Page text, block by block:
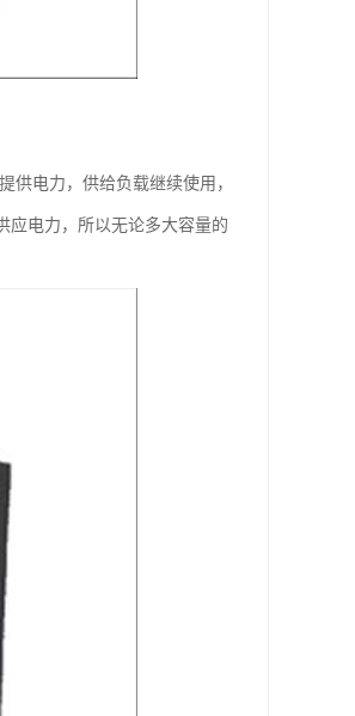
供电力，供给负载继续使用，
应电力，所以无论多大容量的